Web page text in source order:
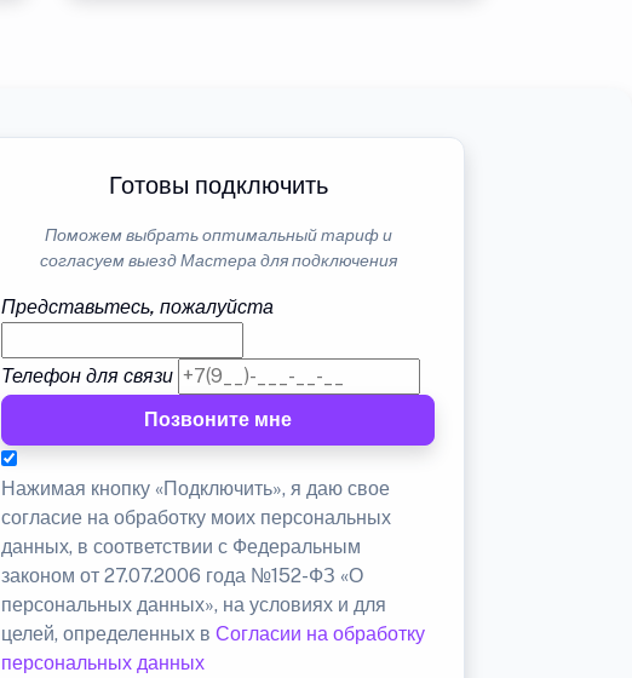
Готовы подключить
Поможем выбрать оптимальный тариф и
согласуем выезд Мастера для подключения
Представьтесь, пожалуйста
Телефон для связи
Позвоните мне
Нажимая кнопку «Подключить», я даю свое
согласие на обработку моих персональных
данных, в соответствии с Федеральным
законом от 27.07.2006 года №152-ФЗ «О
персональных данных», на условиях и для
целей, определенных вСогласии на обработку
персональных данных